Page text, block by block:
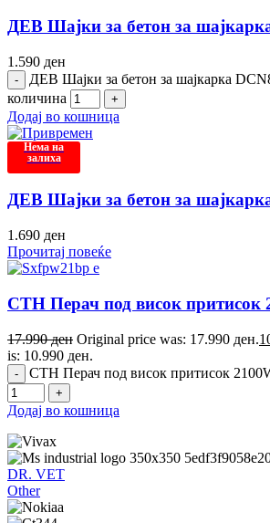
ДЕВ Шајки за бетон за
1.590 ден
ДЕВ Шајки за бетон за шајкарка
количина
Додај во кошница
Нема на
залиха
ДЕВ Шајки за бетон за
1.690 ден
Прочитај повеќе
СТН Перач под висок притисок
17.990ден Original price was: 17.990 ден.
is: 10.990 ден.
СТН Перач под висок притисок
Додај во кошница
DR. VET
Other